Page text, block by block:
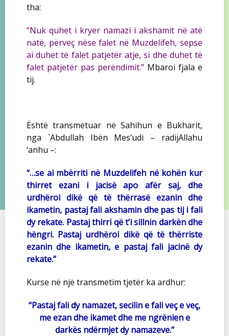
tha:
“Nuk quhet i kryer namazi i akshamit në atë
natë, përveç nëse falet në Muzdelifeh, sepse
ai duhet të falet patjetër atje, si dhe duhet të
falet patjetër pas perëndimit.” Mbaroi fjala e
tij.
Është transmetuar në Sahihun e Bukharit,
nga `Abdullah Ibën Mes’udi – radijAllahu
‘anhu –:
“…se ai mbërriti në Muzdelifeh në kohën kur
thirret ezani i jacisë apo afër saj, dhe
urdhëroi dikë që të thërrasë ezanin dhe
ikametin, pastaj fali akshamin dhe pas tij i fali
dy rekate. Pastaj thirri që t’i sillnin darkën dhe
hëngri. Pastaj urdhëroi dikë që të thërriste
ezanin dhe ikametin, e pastaj fali jacinë dy
rekate.”
Kurse në një transmetim tjetër ka ardhur:
“Pastaj fali dy namazet, secilin e fali veç e veç,
me ezan dhe ikamet dhe me ngrënien e
darkës ndërmjet dy namazeve.”